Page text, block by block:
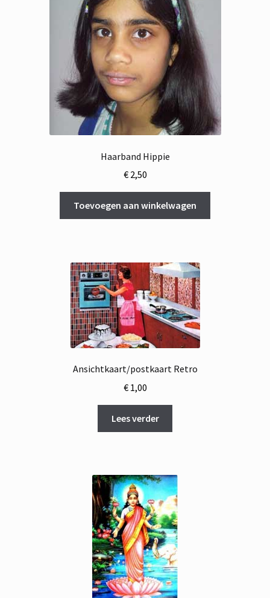
Haarband Hippie
€2,50
Toevoegen aan winkelwagen
Ansichtkaart/postkaart Retro
€1,00
Lees verder